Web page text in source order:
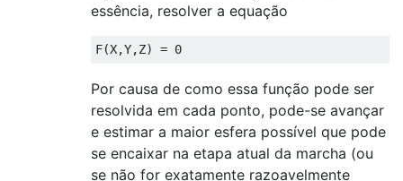
essência, resolver a equação
Por causa de como essa função pode ser
resolvida em cada ponto, pode-se avançar
e estimar a maior esfera possível que pode
se encaixar na etapa atual da marcha (ou
se não for exatamente razoavelmente